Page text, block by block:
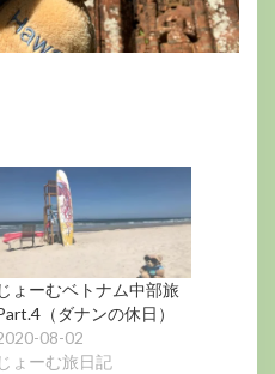
じょーむベトナム中部旅
（ダナンの休日）
08-02
じょーむ旅日記